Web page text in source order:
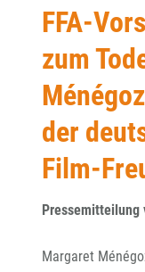
FFA-
zum
der
Film-
Pressemitteilung
Margaret